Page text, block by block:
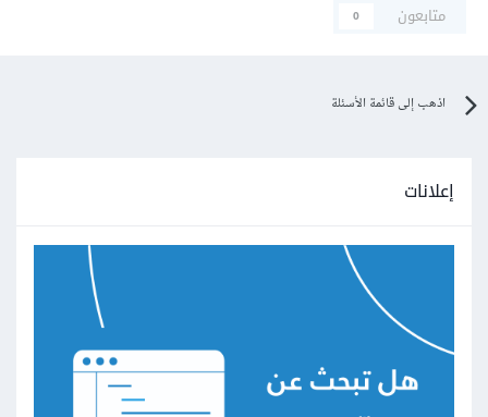
متابعون
0
اذهب إلى قائمة الأسئلة
إعلانات